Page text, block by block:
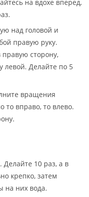
на вдохе вперед,
над головой и
правую руку.
сторону,
левой. Делайте по 5
вращения
то вправо, то влево.
Делайте 10 раз, а в
крепко, затем
на них вода.